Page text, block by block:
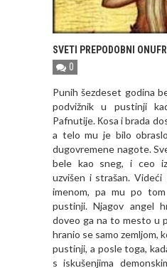
SVETI PREPODOBNI
0
Punih šezdeset godina
podvižnik u pustinji
Pafnutije. Кosa i brada
a telo mu je bilo
dugovremene nagote.
bele kao sneg, i ceo
uzvišen i strašan.
imenom, pa mu po
pustinji. Njagov angel
doveo ga na to mesto u
hranio se samo zemljom,
pustinji, a posle toga,
s iskušenjima